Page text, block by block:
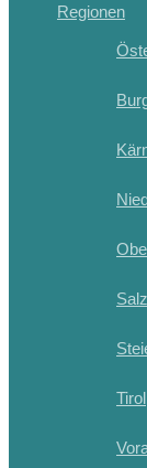
Regionen
Tirol